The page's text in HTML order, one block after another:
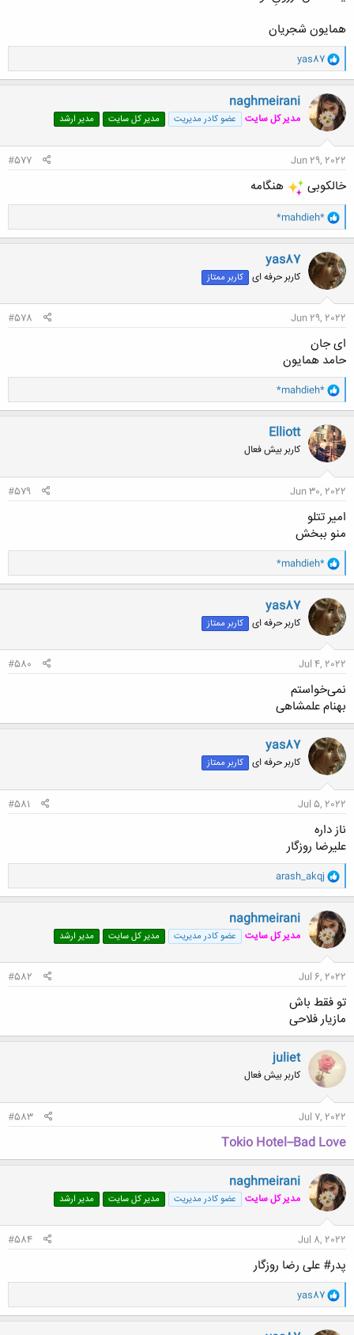
همایون شجریان
و
ا
ک
ن
ش
ه
ا
yas87
naghmeirani
مدیر کل سایت عضو کادر مدیریت مدیر کل سایت مدیر ارشد
Jun 29, 2022
#577
خالکوبی هنگامه
و
ا
ک
ن
ش
ه
ا
*mahdieh*
yas87
کاربر حرفه ای کاربر ممتاز
Jun 29, 2022
#578
ای جان
حامد همایون
و
ا
ک
ن
ش
ه
ا
*mahdieh*
Elliott
کاربر بیش فعال
Jun 30, 2022
#579
امیر تتلو
منو ببخش
و
ا
ک
ن
ش
ه
ا
*mahdieh*
yas87
کاربر حرفه ای کاربر ممتاز
Jul 4, 2022
#580
نمی‌خواستم
بهنام علمشاهی
yas87
کاربر حرفه ای کاربر ممتاز
Jul 5, 2022
#581
ناز داره
علیرضا روزگار
و
ا
ک
ن
ش
ه
ا
arash_akqj
naghmeirani
مدیر کل سایت عضو کادر مدیریت مدیر کل سایت مدیر ارشد
Jul 6, 2022
#582
تو فقط باش
مازیار فلاحی
juliet
کاربر بیش فعال
Jul 7, 2022
#583
Tokio Hotel--Bad Love
naghmeirani
مدیر کل سایت عضو کادر مدیریت مدیر کل سایت مدیر ارشد
Jul 8, 2022
#584
پدر# علی رضا روزگار
و
ا
ک
ن
yas87